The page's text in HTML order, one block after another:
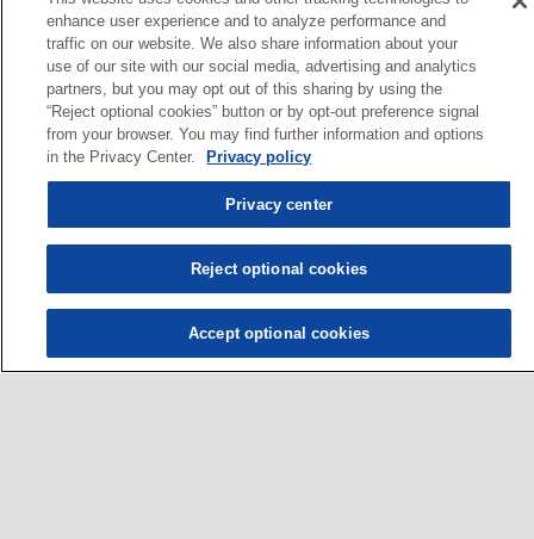
enhance user experience and to analyze performance and
traffic on our website. We also share information about your
use of our site with our social media, advertising and analytics
partners, but you may opt out of this sharing by using the
“Reject optional cookies” button or by opt-out preference signal
from your browser. You may find further information and options
in the Privacy Center.
Privacy policy
Privacy center
Reject optional cookies
Accept optional cookies